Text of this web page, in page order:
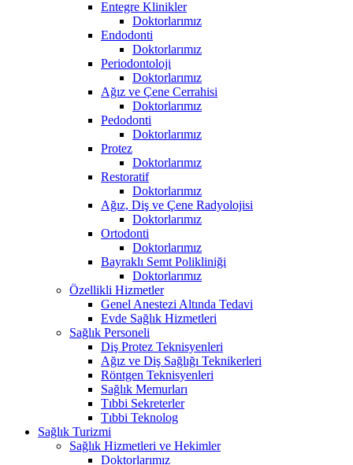
Entegre Klinikler
Doktorlarımız
Endodonti
Doktorlarımız
Periodontoloji
Doktorlarımız
Ağız ve Çene Cerrahisi
Doktorlarımız
Pedodonti
Doktorlarımız
Protez
Doktorlarımız
Restoratif
Doktorlarımız
Ağız, Diş ve Çene Radyolojisi
Doktorlarımız
Ortodonti
Doktorlarımız
Bayraklı Semt Polikliniği
Doktorlarımız
Özellikli Hizmetler
Genel Anestezi Altında Tedavi
Evde Sağlık Hizmetleri
Sağlık Personeli
Diş Protez Teknisyenleri
Ağız ve Diş Sağlığı Teknikerleri
Röntgen Teknisyenleri
Sağlık Memurları
Tıbbi Sekreterler
Tıbbi Teknolog
Sağlık Turizmi
Sağlık Hizmetleri ve Hekimler
Doktorlarımız